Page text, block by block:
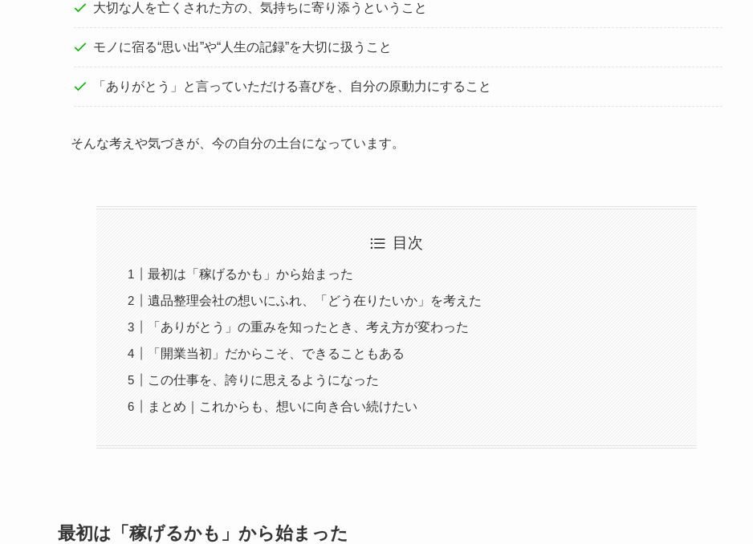
大切な人を亡くされた方の、気持ちに寄り添うということ
モノに宿る“思い出”や“人生の記録”を大切に扱うこと
「ありがとう」と言っていただける喜びを、自分の原動力にすること
そんな考えや気づきが、今の自分の土台になっています。
目次
最初は「稼げるかも」から始まった
遺品整理会社の想いにふれ、「どう在りたいか」を考えた
「ありがとう」の重みを知ったとき、考え方が変わった
「開業当初」だからこそ、できることもある
この仕事を、誇りに思えるようになった
まとめ｜これからも、想いに向き合い続けたい
最初は「稼げるかも」から始まった